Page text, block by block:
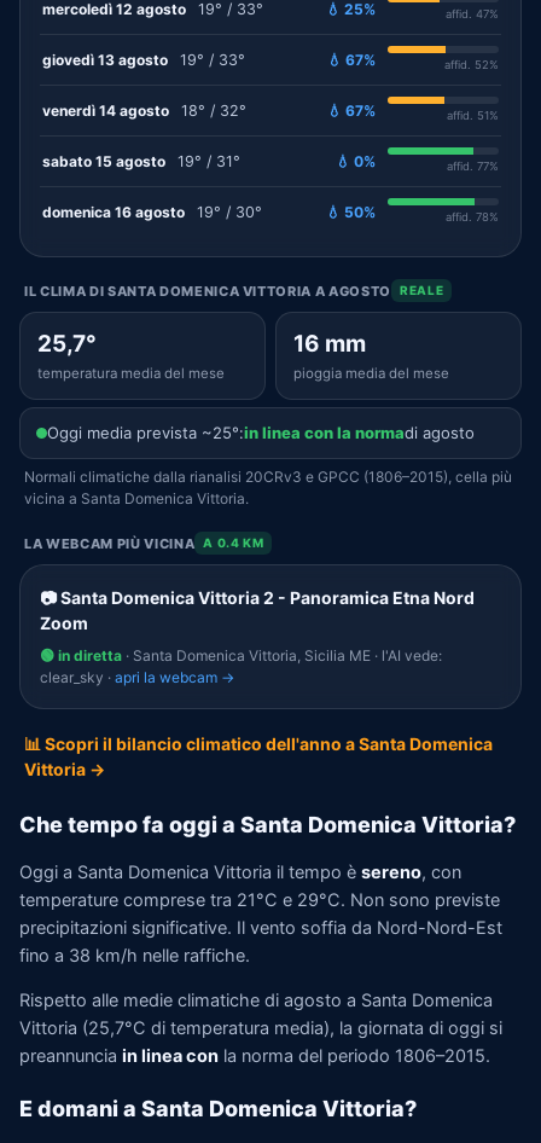
mercoledì 12 agosto 19° / 33° 💧 25% affid. 47%
giovedì 13 agosto 19° / 33° 💧 67% affid. 52%
venerdì 14 agosto 18° / 32° 💧 67% affid. 51%
sabato 15 agosto 19° / 31° 💧 0% affid. 77%
domenica 16 agosto 19° / 30° 💧 50% affid. 78%
IL CLIMA DI SANTA DOMENICA VITTORIA A AGOSTO REALE
25,7°
temperatura media del mese
16 mm
pioggia media del mese
Oggi media prevista ~25°:in linea con la normadi agosto
Normali climatiche dalla rianalisi 20CRv3 e GPCC (1806–2015), cella più
vicina a Santa Domenica Vittoria.
LA WEBCAM PIÙ VICINA A 0.4 KM
📷 Santa Domenica Vittoria 2 - Panoramica Etna Nord
Zoom
🟢 in diretta · Santa Domenica Vittoria, Sicilia ME · l'AI vede:
clear_sky · apri la webcam →
📊 Scopri il bilancio climatico dell'anno a Santa Domenica
Vittoria →
Che tempo fa oggi a Santa Domenica Vittoria?
Oggi a Santa Domenica Vittoria il tempo è sereno, con
temperature comprese tra 21°C e 29°C. Non sono previste
precipitazioni significative. Il vento soffia da Nord-Nord-Est
fino a 38 km/h nelle raffiche.
Rispetto alle medie climatiche di agosto a Santa Domenica
Vittoria (25,7°C di temperatura media), la giornata di oggi si
preannuncia in linea con la norma del periodo 1806–2015.
E domani a Santa Domenica Vittoria?